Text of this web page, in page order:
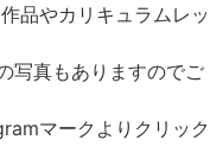
品やカリキュラムレッ
写真もありますのでご
マークよりクリック